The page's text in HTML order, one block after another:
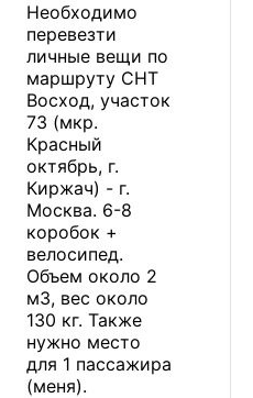
Необходимо
перевезти
личные вещи по
маршруту СНТ
Восход, участок
73 (мкр.
Красный
октябрь, г.
Киржач) - г.
Москва. 6-8
коробок +
велосипед.
Объем около 2
м3, вес около
130 кг. Также
нужно место
для 1 пассажира
(меня).